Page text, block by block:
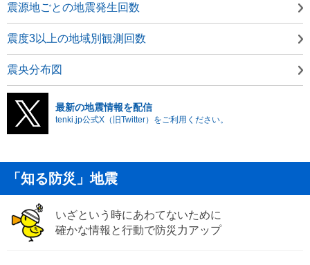
震源地ごとの地震発生回数
震度3以上の地域別観測回数
震央分布図
最新の地震情報を配信
tenki.jp公式X（旧Twitter）をご利用ください。
「知る防災」地震
いざという時にあわてないために
確かな情報と行動で防災力アップ